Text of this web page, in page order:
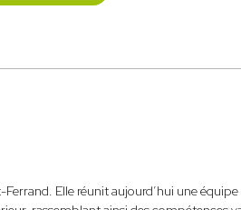
Elle réunit aujourd’hui une équipe